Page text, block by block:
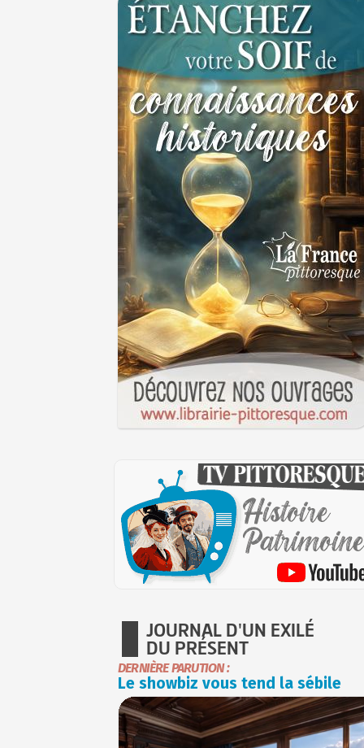
JOURNAL D'UN EXILÉ
DU PRÉSENT
DERNIÈRE PARUTION :
Le showbiz vous tend la sébile